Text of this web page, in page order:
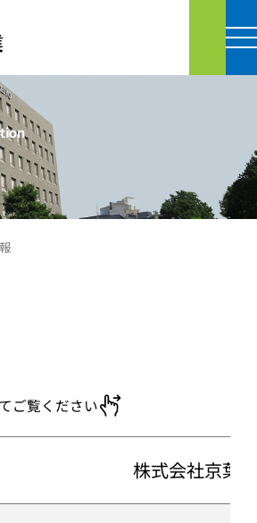
お問
ご覧ください
株式会社京葉